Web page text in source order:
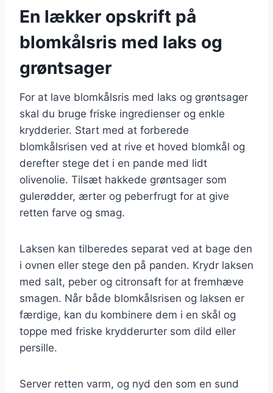
En lækker opskrift på
blomkålsris med laks og
grøntsager
For at lave blomkålsris med laks og grøntsager
skal du bruge friske ingredienser og enkle
krydderier. Start med at forberede
blomkålsrisen ved at rive et hoved blomkål og
derefter stege det i en pande med lidt
olivenolie. Tilsæt hakkede grøntsager som
gulerødder, ærter og peberfrugt for at give
retten farve og smag.
Laksen kan tilberedes separat ved at bage den
i ovnen eller stege den på panden. Krydr laksen
med salt, peber og citronsaft for at fremhæve
smagen. Når både blomkålsrisen og laksen er
færdige, kan du kombinere dem i en skål og
toppe med friske krydderurter som dild eller
persille.
Server retten varm, og nyd den som en sund